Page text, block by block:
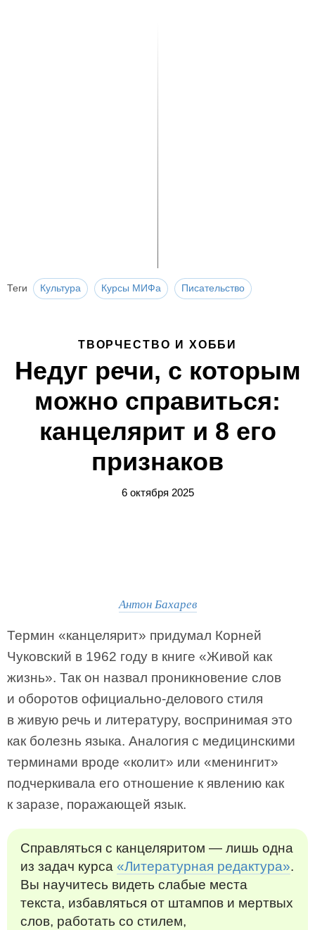
Теги Культура Курсы МИФа Писательство
ТВОРЧЕСТВО И ХОББИ
Недуг речи, с которым
можно справиться:
канцелярит и 8 его
признаков
6 октября 2025
Антон Бахарев
Термин «канцелярит» придумал Корней
Чуковский в 1962 году в книге «Живой как
жизнь». Так он назвал проникновение слов
и оборотов официально-делового стиля
в живую речь и литературу, воспринимая это
как болезнь языка. Аналогия с медицинскими
терминами вроде «колит» или «менингит»
подчеркивала его отношение к явлению как
к заразе, поражающей язык.
Справляться с канцеляритом — лишь одна
из задач курса «Литературная редактура».
Вы научитесь видеть слабые места
текста, избавляться от штампов и мертвых
слов, работать со стилем,